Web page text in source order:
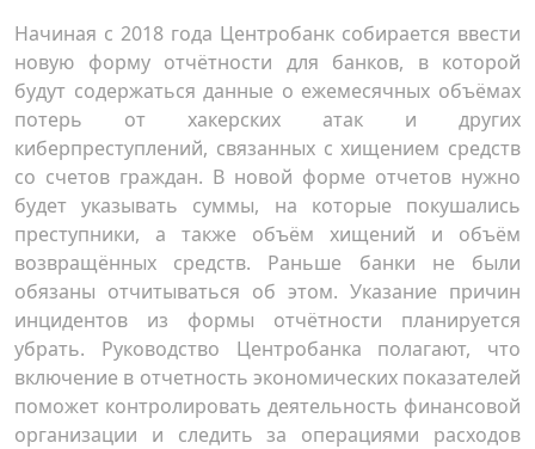
Начиная с 2018 года Центробанк собирается ввести
новую форму отчётности для банков, в которой
будут содержаться данные о ежемесячных объёмах
потерь от хакерских атак и других
киберпреступлений, связанных с хищением средств
со счетов граждан. В новой форме отчетов нужно
будет указывать суммы, на которые покушались
преступники, а также объём хищений и объём
возвращённых средств. Раньше банки не были
обязаны отчитываться об этом. Указание причин
инцидентов из формы отчётности планируется
убрать. Руководство Центробанка полагают, что
включение в отчетность экономических показателей
поможет контролировать деятельность финансовой
организации и следить за операциями расходов